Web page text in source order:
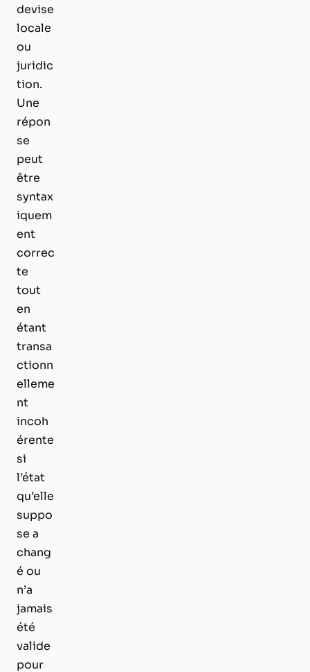
devise
locale
ou
juridic
tion.
Une
répon
se
peut
être
syntax
iquem
ent
correc
te
tout
en
étant
transa
ctionn
elleme
nt
incoh
érente
si
l’état
qu’elle
suppo
se a
chang
é ou
n’a
jamais
été
valide
pour